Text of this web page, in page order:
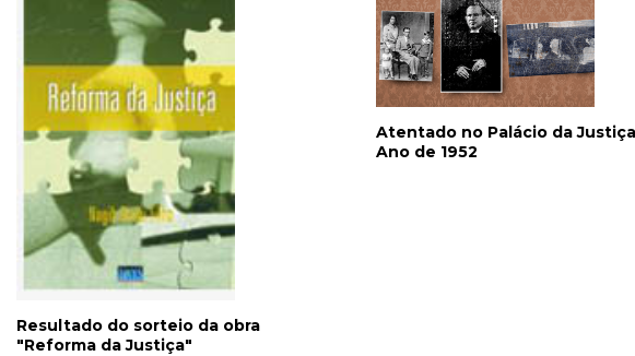
Resultado do sorteio da obra
"Reforma da Justiça"
Atentado no Palácio da
Ano de 1952